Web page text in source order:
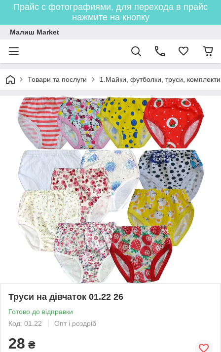
Прайс с фотографиями, для перехода в прайс
нажмите на кнопку
Малиш Market
Товари та послуги 1.Майки, футболки, труси,
Труси на дівчаток 01.22 26
Готово до відправки
Код: 01.22
Опт і роздріб
28 ₴